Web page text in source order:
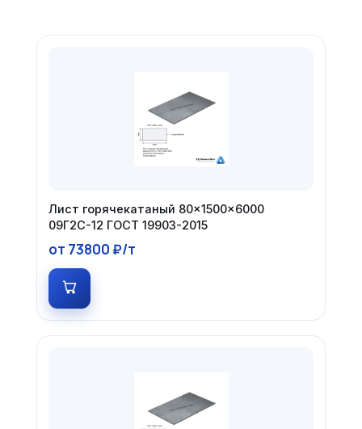
Лист горячекатаный 80×1500×6000
09Г2С-12 ГОСТ 19903-2015
от 73800 ₽/т